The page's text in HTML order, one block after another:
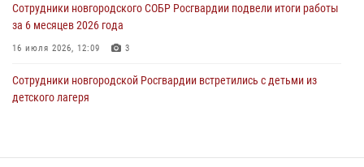
29 июля 2026, 12:54 1
Сотрудники новгородского СОБР Росгвардии подвели итоги работы
за 6 месяцев 2026 года
16 июля 2026, 12:09 3
Сотрудники новгородской Росгвардии встретились с детьми из
детского лагеря